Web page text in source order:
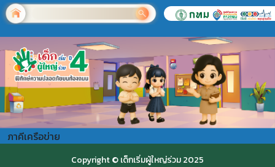
ภาคีเครือข่าย
Copyright © เด็กเริ่มผู้ใหญ่ร่วม 2025